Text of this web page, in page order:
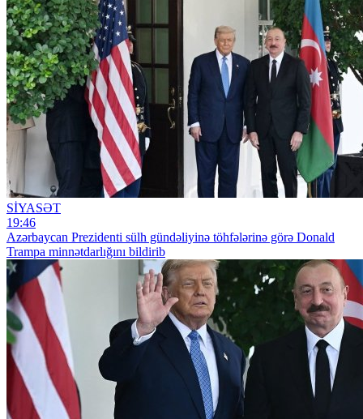
SİYASƏT
19:46
Azərbaycan Prezidenti sülh gündəliyinə töhfələrinə görə Donald
Trampa minnətdarlığını bildirib